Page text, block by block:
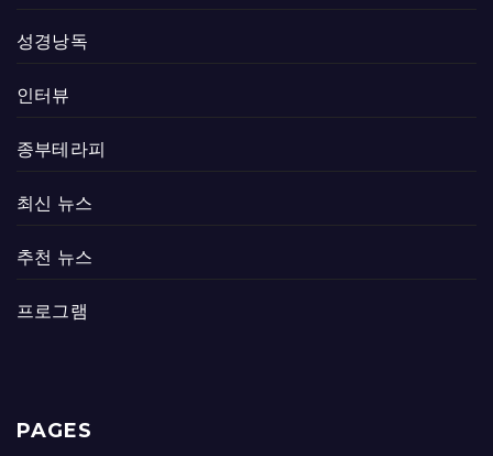
성경낭독
인터뷰
종부테라피
최신 뉴스
추천 뉴스
프로그램
PAGES